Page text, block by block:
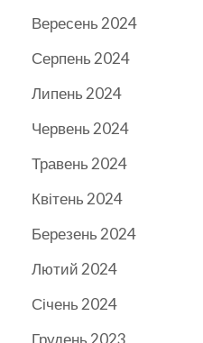
Вересень 2024
Серпень 2024
Липень 2024
Червень 2024
Травень 2024
Квітень 2024
Березень 2024
Лютий 2024
Січень 2024
Грудень 2023